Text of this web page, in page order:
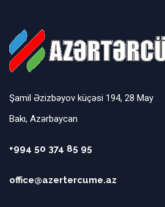
Şamil Əzizbəyov küçəsi 194, 28 May
Bakı, Azərbaycan
+994 50 374 85 95
office@azertercume.az